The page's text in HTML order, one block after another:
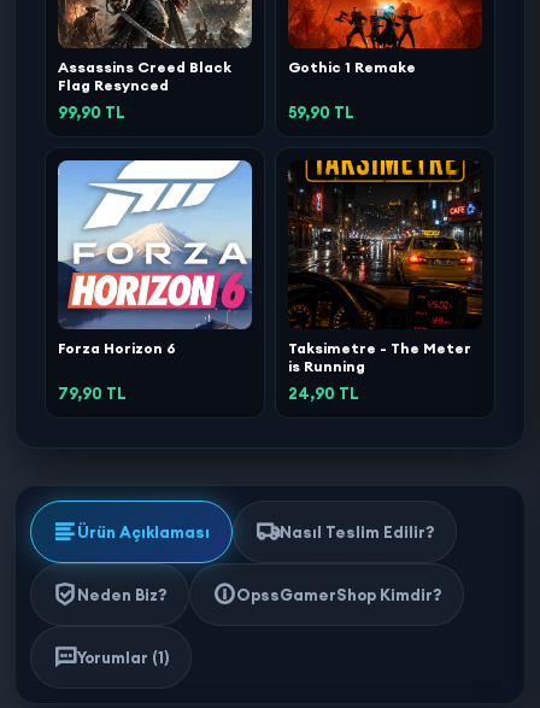
Assassins Creed Black
Flag Resynced
99,90 TL
Gothic 1 Remake
59,90 TL
Forza Horizon 6
79,90 TL
Taksimetre - The Meter
is Running
24,90 TL
Ürün Açıklaması Nasıl Teslim Edilir?
Neden Biz? OpssGamerShop Kimdir?
Yorumlar (1)